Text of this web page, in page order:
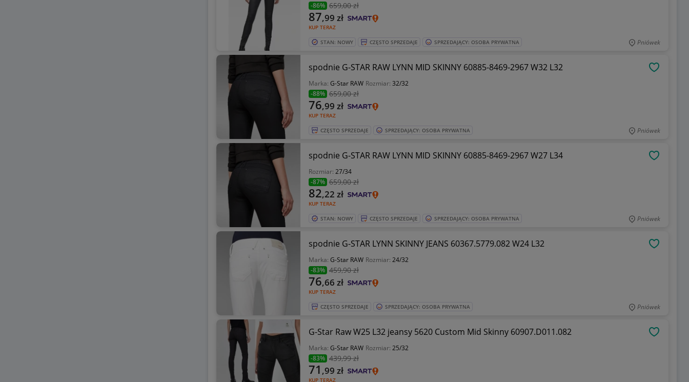
-86% 659,00 zł
KUP TERAZ
87,99 zł
STAN: NOWY CZĘSTO SPRZEDAJE SPRZEDAJĄCY: OSOBA PRYWATNA Pniówek
spodnie G-STAR RAW LYNN MID SKINNY 60885-8469-2967 W32 L32
Marka: G-Star RAW Rozmiar: 32/32
-88% 659,00 zł
KUP TERAZ
76,99 zł
CZĘSTO SPRZEDAJE SPRZEDAJĄCY: OSOBA PRYWATNA Pniówek
spodnie G-STAR RAW LYNN MID SKINNY 60885-8469-2967 W27 L34
Rozmiar: 27/34
-87% 659,00 zł
KUP TERAZ
82,22 zł
STAN: NOWY CZĘSTO SPRZEDAJE SPRZEDAJĄCY: OSOBA PRYWATNA Pniówek
spodnie G-STAR LYNN SKINNY JEANS 60367.5779.082 W24 L32
Marka: G-Star RAW Rozmiar: 24/32
-83% 459,90 zł
KUP TERAZ
76,66 zł
CZĘSTO SPRZEDAJE SPRZEDAJĄCY: OSOBA PRYWATNA Pniówek
G-Star Raw W25 L32 jeansy 5620 Custom Mid Skinny 60907.D011.082
Marka: G-Star RAW Rozmiar: 25/32
-83% 439,99 zł
KUP TERAZ
71 ,99 zł